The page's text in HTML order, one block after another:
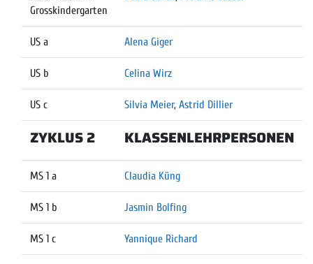
Grosskindergarten
US a Alena Giger
US b Celina Wirz
US c Silvia Meier, Astrid Dillier
ZYKLUS 2 KLASSENLEHRPERSONEN
MS 1 a Claudia Küng
MS 1 b Jasmin Bolfing
MS 1 c Yannique Richard